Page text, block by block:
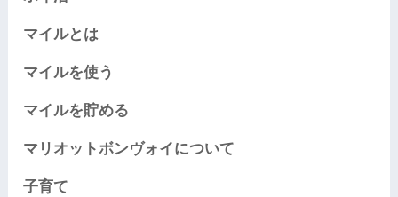
マイルとは
マイルを使う
マイルを貯める
マリオットボンヴォイについて
子育て